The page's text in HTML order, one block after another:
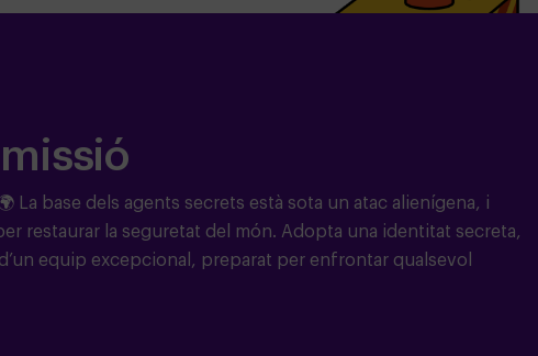
La base dels agents secrets està sota un atac alienígena, i
restaurar la seguretat del món. Adopta una identitat secreta,
equip excepcional, preparat per enfrontar qualsevol